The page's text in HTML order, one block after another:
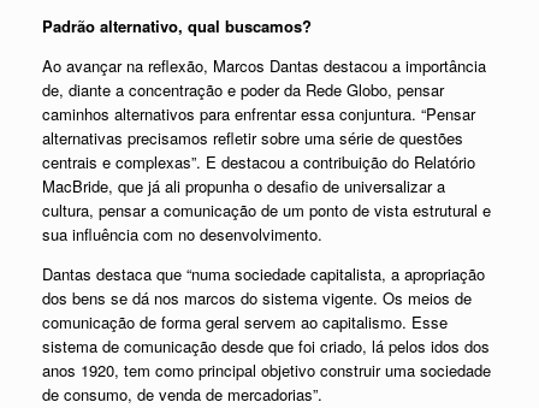
Padrão alternativo, qual buscamos?
Ao avançar na reflexão, Marcos Dantas destacou a importância
de, diante a concentração e poder da Rede Globo, pensar
caminhos alternativos para enfrentar essa conjuntura. “Pensar
alternativas precisamos refletir sobre uma série de questões
centrais e complexas”. E destacou a contribuição do Relatório
MacBride, que já ali propunha o desafio de universalizar a
cultura, pensar a comunicação de um ponto de vista estrutural e
sua influência com no desenvolvimento.
Dantas destaca que “numa sociedade capitalista, a apropriação
dos bens se dá nos marcos do sistema vigente. Os meios de
comunicação de forma geral servem ao capitalismo. Esse
sistema de comunicação desde que foi criado, lá pelos idos dos
anos 1920, tem como principal objetivo construir uma sociedade
de consumo, de venda de mercadorias”.